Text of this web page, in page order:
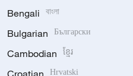
Bengali বাংলা
Bulgarian Български
Cambodian ខ្មែរ
Hrvatski